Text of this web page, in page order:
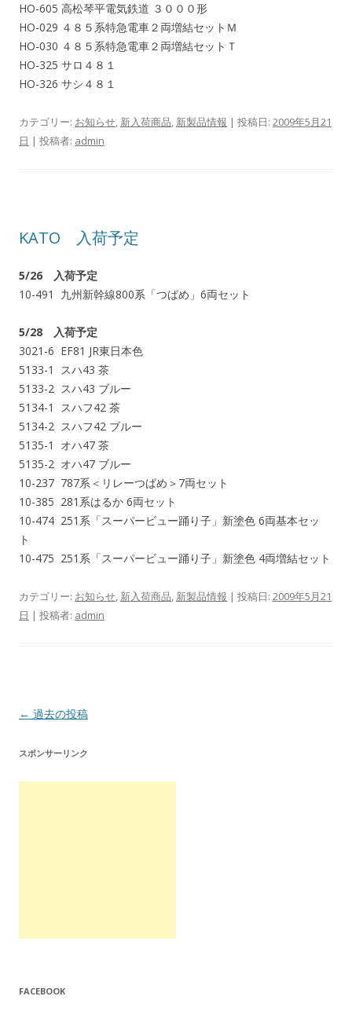
HO-605 高松琴平電気鉄道 ３０００形
HO-029 ４８５系特急電車２両増結セットＭ
HO-030 ４８５系特急電車２両増結セットＴ
HO-325 サロ４８１
HO-326 サシ４８１
カテゴリー: お知らせ, 新入荷商品, 新製品情報 | 投稿日: 2009年5月21
日 | 投稿者: admin
KATO 入荷予定
5/26 入荷予定
10-491 九州新幹線800系「つばめ」6両セット
5/28 入荷予定
3021-6 EF81 JR東日本色
5133-1 スハ43 茶
5133-2 スハ43 ブルー
5134-1 スハフ42 茶
5134-2 スハフ42 ブルー
5135-1 オハ47 茶
5135-2 オハ47 ブルー
10-237 787系＜リレーつばめ＞7両セット
10-385 281系はるか 6両セット
10-474 251系「スーパービュー踊り子」新塗色 6両基本セッ
ト
10-475 251系「スーパービュー踊り子」新塗色 4両増結セット
カテゴリー: お知らせ, 新入荷商品, 新製品情報 | 投稿日: 2009年5月21
日 | 投稿者: admin
投
ナ
ビ
← 過去の投稿
スポンサーリンク
FACEBOOK